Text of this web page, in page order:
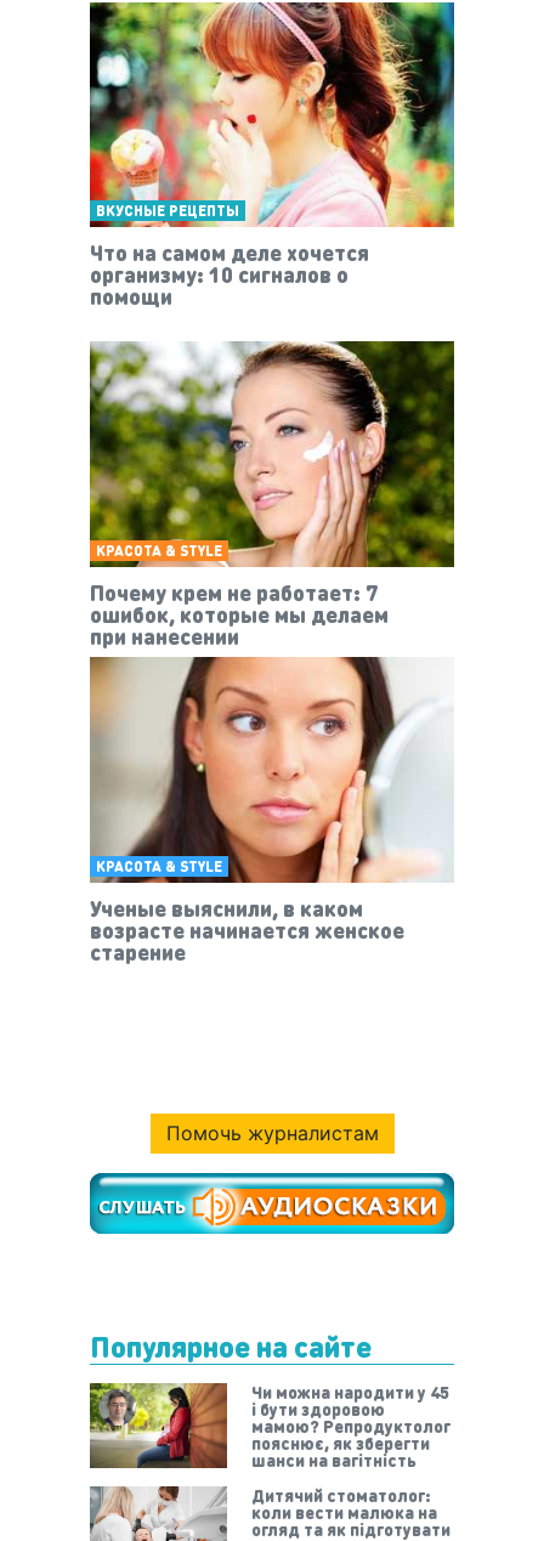
ВКУСНЫЕ РЕЦЕПТЫ
Что на самом деле хочется
организму: 10 сигналов о
помощи
КРАСОТА & STYLE
Почему крем не работает: 7
ошибок, которые мы делаем
при нанесении
КРАСОТА & STYLE
Ученые выяснили, в каком
возрасте начинается женское
старение
Помочь журналистам
Популярное на сайте
Чи можна народити у 45
і бути здоровою
мамою? Репродуктолог
пояснює, як зберегти
шанси на вагітність
Дитячий стоматолог:
коли вести малюка на
огляд та як підготувати